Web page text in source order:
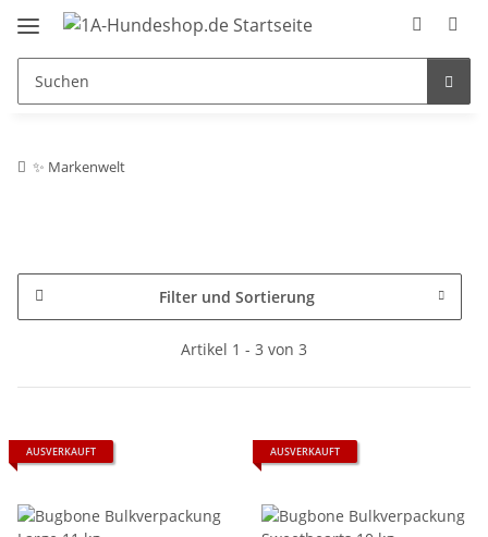
✨ Markenwelt
Filter und Sortierung
Artikel 1 - 3 von 3
AUSVERKAUFT AUSVERKAUFT